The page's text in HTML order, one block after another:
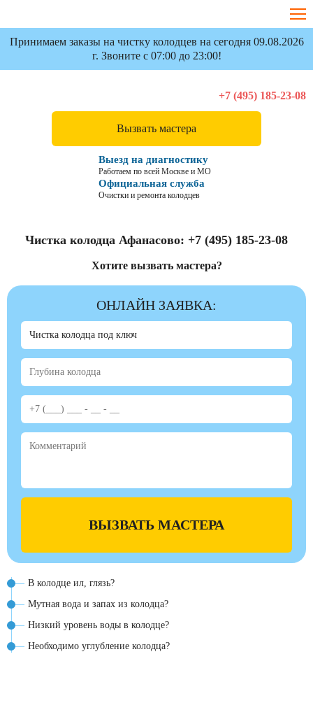
Принимаем заказы на чистку колодцев на сегодня 09.08.2026
г. Звоните с 07:00 до 23:00!
Вызвать мастера
Выезд на диагностику
Работаем по всей Москве и МО
Официальная служба
Очистки и ремонта колодцев
+7 (495) 185-23-08
Чистка колодца Афанасово: +7 (495) 185-23-08
Хотите вызвать мастера?
ОНЛАЙН ЗАЯВКА:
ВЫЗВАТЬ МАСТЕРА
В колодце ил, глязь?
Мутная вода и запах из колодца?
Низкий уровень воды в колодце?
Необходимо углубление колодца?